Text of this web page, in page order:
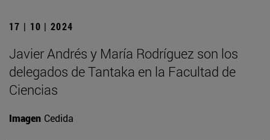
17 | 10 | 2024
Javier Andrés y María Rodríguez son los
delegados de Tantaka en la Facultad de
Ciencias
Imagen Cedida